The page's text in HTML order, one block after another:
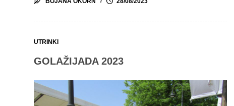
UTRINKI
GOLAŽIJADA 2023